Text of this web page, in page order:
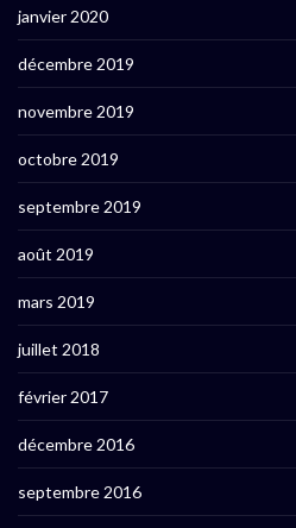
janvier 2020
décembre 2019
novembre 2019
octobre 2019
septembre 2019
août 2019
mars 2019
juillet 2018
février 2017
décembre 2016
septembre 2016